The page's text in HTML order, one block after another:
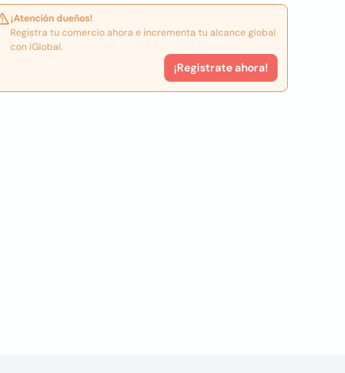
¡Atención dueños!
Registra tu comercio ahora e incrementa tu alcance global
con iGlobal.
¡Registrate ahora!